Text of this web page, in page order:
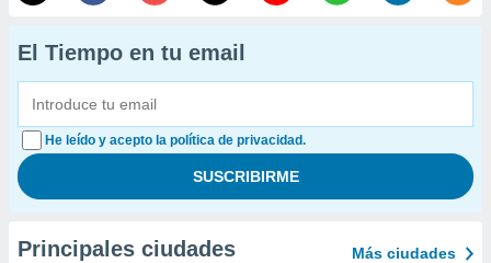
El Tiempo en tu email
He leído y acepto la política de privacidad.
Principales ciudades Más ciudades